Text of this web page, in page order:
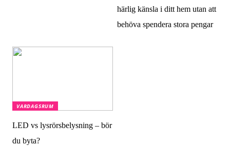
härlig känsla i ditt hem utan att
behöva spendera stora pengar
VARDAGSRUM
LED vs lysrörsbelysning – bör
du byta?